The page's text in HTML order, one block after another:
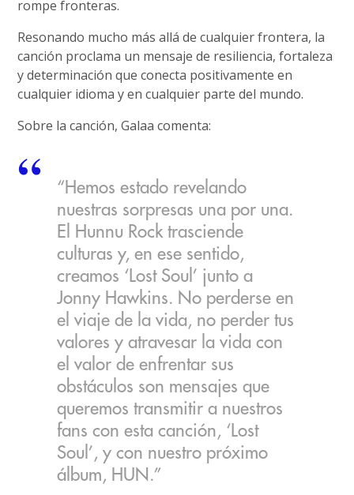
rompe fronteras.
Resonando mucho más allá de cualquier frontera, la
canción proclama un mensaje de resiliencia, fortaleza
y determinación que conecta positivamente en
cualquier idioma y en cualquier parte del mundo.
Sobre la canción, Galaa comenta:
“Hemos estado revelando
nuestras sorpresas una por una.
El Hunnu Rock trasciende
culturas y, en ese sentido,
creamos ‘Lost Soul’ junto a
Jonny Hawkins. No perderse en
el viaje de la vida, no perder tus
valores y atravesar la vida con
el valor de enfrentar sus
obstáculos son mensajes que
queremos transmitir a nuestros
fans con esta canción, ‘Lost
Soul’, y con nuestro próximo
álbum, HUN.”